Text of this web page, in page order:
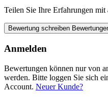
Teilen Sie Ihre Erfahrungen mit
Bewertung schreiben
Anmelden
Bewertungen können nur von
werden. Bitte loggen Sie sich
Account. Neuer Kunde?